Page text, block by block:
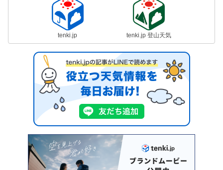
tenki.jp tenki.jp 登山天気